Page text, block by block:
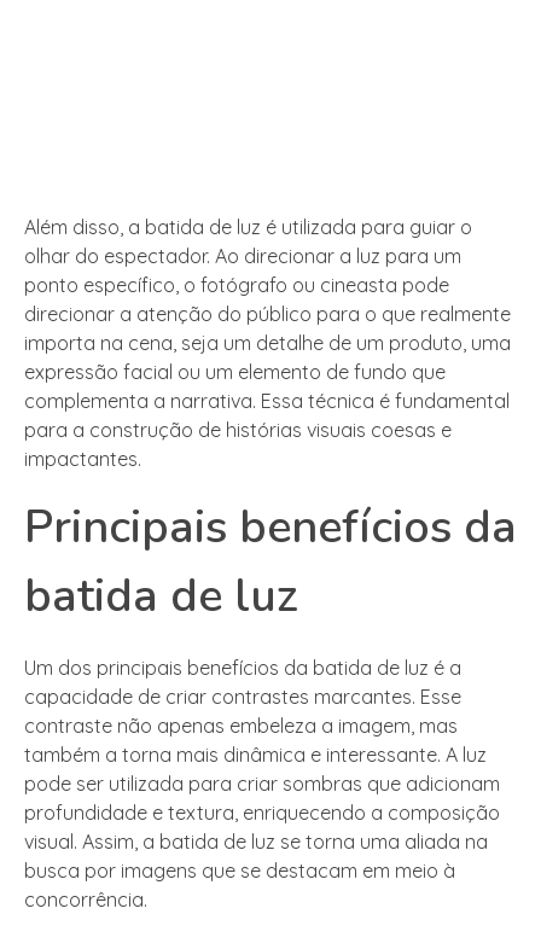
Além disso, a batida de luz é utilizada para guiar o
olhar do espectador. Ao direcionar a luz para um
ponto específico, o fotógrafo ou cineasta pode
direcionar a atenção do público para o que realmente
importa na cena, seja um detalhe de um produto, uma
expressão facial ou um elemento de fundo que
complementa a narrativa. Essa técnica é fundamental
para a construção de histórias visuais coesas e
impactantes.
Principais benefícios da
batida de luz
Um dos principais benefícios da batida de luz é a
capacidade de criar contrastes marcantes. Esse
contraste não apenas embeleza a imagem, mas
também a torna mais dinâmica e interessante. A luz
pode ser utilizada para criar sombras que adicionam
profundidade e textura, enriquecendo a composição
visual. Assim, a batida de luz se torna uma aliada na
busca por imagens que se destacam em meio à
concorrência.